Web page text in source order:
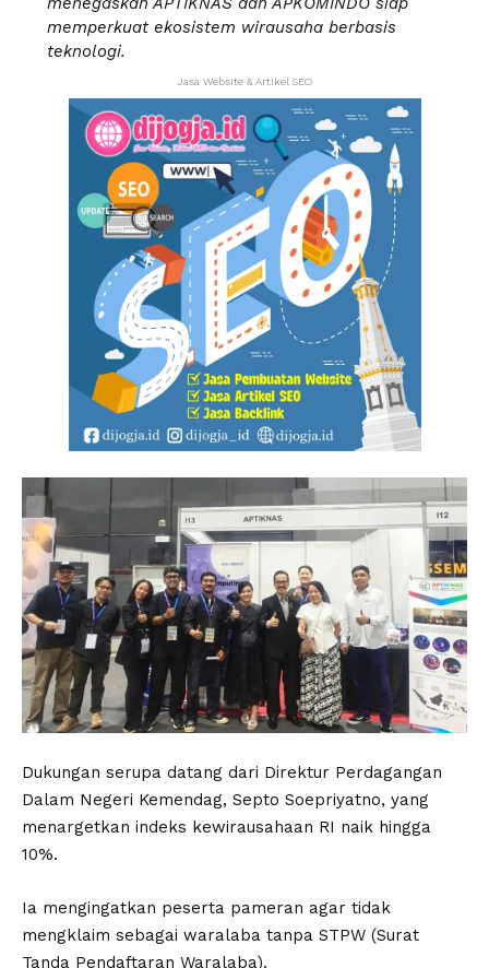
memperkuat ekosistem wirausaha berbasis
teknologi.
Jasa Website & Artikel SEO
Dukungan serupa datang dari Direktur Perdagangan
Dalam Negeri Kemendag, Septo Soepriyatno, yang
menargetkan indeks kewirausahaan RI naik hingga
10%.
Ia mengingatkan peserta pameran agar tidak
mengklaim sebagai waralaba tanpa STPW (Surat
Tanda Pendaftaran Waralaba).